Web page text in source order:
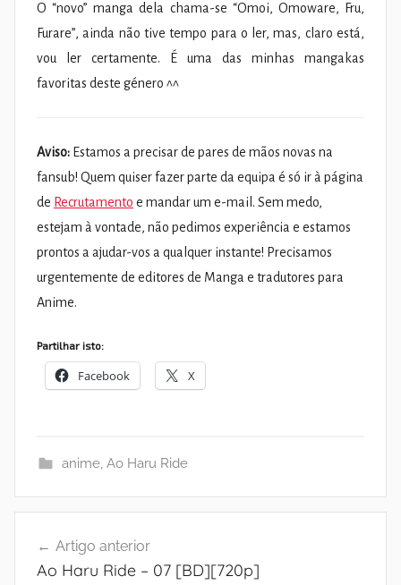
O “novo” manga dela chama-se “Omoi, Omoware, Fru,
Furare”, ainda não tive tempo para o ler, mas, claro está,
vou ler certamente. É uma das minhas mangakas
favoritas deste género ^^
Aviso: Estamos a precisar de pares de mãos novas na
fansub! Quem quiser fazer parte da equipa é só ir à página
de Recrutamento e mandar um e-mail. Sem medo,
estejam à vontade, não pedimos experiência e estamos
prontos a ajudar-vos a qualquer instante! Precisamos
urgentemente de editores de Manga e tradutores para
Anime.
Partilhar isto:
Facebook X
anime, Ao Haru Ride
Artigo anterior
Ao Haru Ride – 07 [BD][720p]